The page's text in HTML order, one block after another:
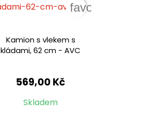
Kamion s vlekem s
kládami, 62 cm - AVC
569,00 Kč
Skladem
favorite_border